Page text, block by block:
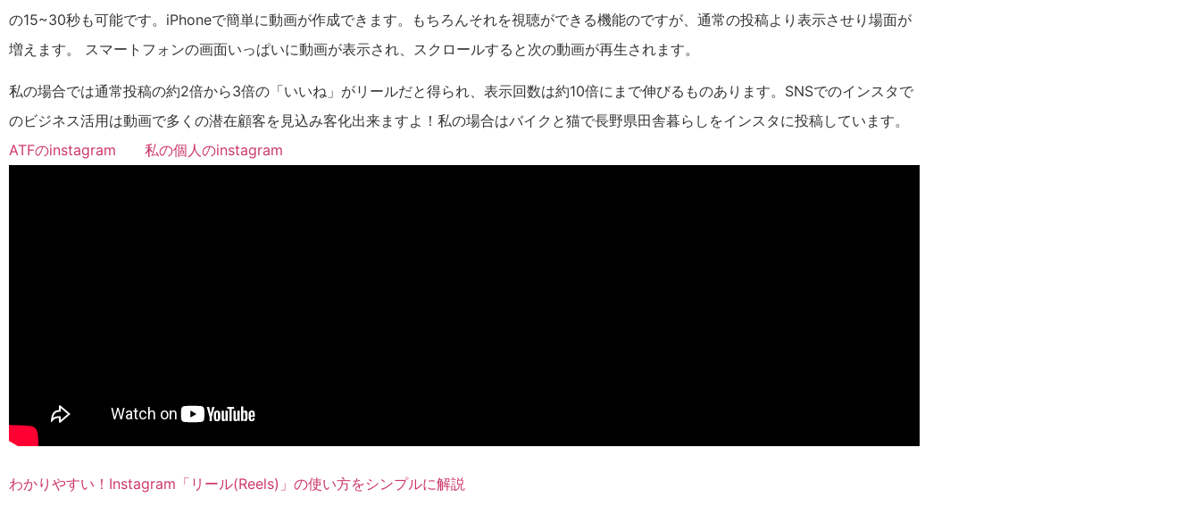
の15~30秒も可能です。iPhoneで簡単に動画が作成できます。もちろんそれを視聴ができる機能のですが、通常の投稿より表示させり場面が
増えます。 スマートフォンの画面いっぱいに動画が表示され、スクロールすると次の動画が再生されます。
私の場合では通常投稿の約2倍から3倍の「いいね」がリールだと得られ、表示回数は約10倍にまで伸びるものあります。SNSでのインスタで
のビジネス活用は動画で多くの潜在顧客を見込み客化出来ますよ！私の場合はバイクと猫で長野県田舎暮らしをインスタに投稿しています。
ATFのinstagram
私の個人のinstagram
わかりやすい！Instagram「リール(Reels)」の使い方をシンプルに解説